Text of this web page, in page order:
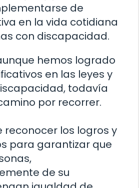
de
en la vida cotidiana
con discapacidad.
hemos logrado
en las leyes y
todavía
por recorrer.
reconocer los logros y
para garantizar que
de su